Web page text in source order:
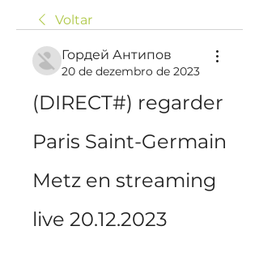
Voltar
Гордей Антипов
20 de dezembro de 2023
(DIRECT#) regarder
Paris Saint-Germain
Metz en streaming
live 20.12.2023